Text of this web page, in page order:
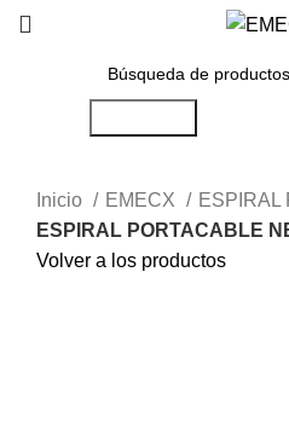
Inicio EMECX
ESPIRAL
ESPIRAL PORTACABLE
Volver a los productos